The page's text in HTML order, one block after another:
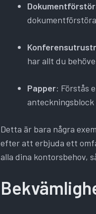
har allt du
Papper: Förstås
Detta är bara några
efter att erbjuda ett
alla dina kontorsbehov,